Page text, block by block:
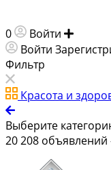
0 Войти
Войти
Фильтр
Красота и
Выберите
20 208 объявлений